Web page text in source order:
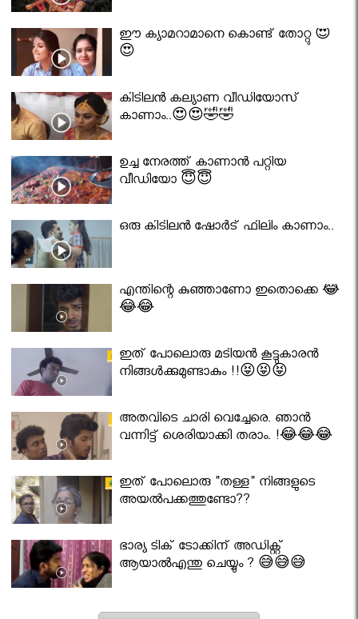
ഈ ക്യാമറാമാനെ കൊണ്ട് തോറ്റു 😍
😍
കിടിലൻ കല്യാണ വീഡിയോസ്
കാണാം..😍😍🤣🤣
ഉച്ച നേരത്ത് കാണാൻ പറ്റിയ
വീഡിയോ 😇😇
ഒരു കിടിലൻ ഷോർട് ഫിലിം കാണാം..
എന്തിന്റെ കുഞ്ഞാണോ ഇതൊക്കെ 😂
😂😂
ഇത് പോലൊരു മടിയൻ കൂട്ടുകാരൻ
നിങ്ങൾക്കുമുണ്ടാകും !!😝😝😝
അതവിടെ ചാരി വെച്ചേരെ. ഞാൻ
വന്നിട്ട് ശെരിയാക്കി തരാം. !😂😂😂
ഇത് പോലൊരു "തള്ള" നിങ്ങളുടെ
അയല്‍പക്കത്തുണ്ടോ??
ഭാര്യ ടിക് ടോക്കിന് അഡിക്റ്റ്
ആയാൽഎന്തു ചെയ്യും ? 😅😅😅